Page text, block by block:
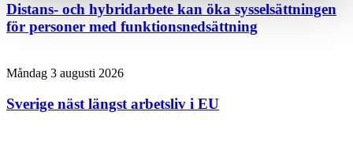
Distans- och hybridarbete kan öka sysselsättningen
för personer med funktionsnedsättning
Måndag 3 augusti 2026
Sverige näst längst arbetsliv i EU